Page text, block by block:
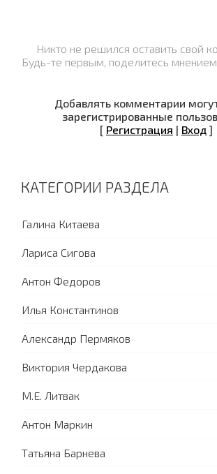
Никто не решился оставить свой
Будь-те первым, поделитесь
Добавлять комментарии
зарегистрированные
[ Регистрация | Вход ]
КАТЕГОРИИ РАЗДЕЛА
Галина Китаева
Лариса Сигова
Антон Федоров
Илья Константинов
Александр Пермяков
Виктория Чердакова
М.Е. Литвак
Антон Маркин
Татьяна Барнева